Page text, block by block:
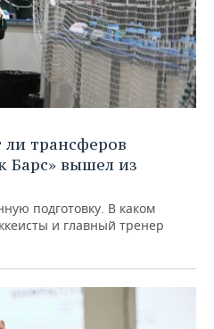
трансферов
Барс» вышел из
подготовку. В каком
и главный тренер